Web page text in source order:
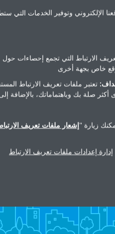
+971 2 6277 600
مساعدة؟
الإلكتروني وتوفير الخدمات التي
الارتباط التي تجمع إحصاءات حول
خاص بجهة أخرى
تعتبر ملفات تعريف الارتباط
أكثر صلة بك وباهتماماتك، بالإضافة
زيارة "إشعار ملفات تعريف
إدارة إعدادات ملفات تعريف الارتباط